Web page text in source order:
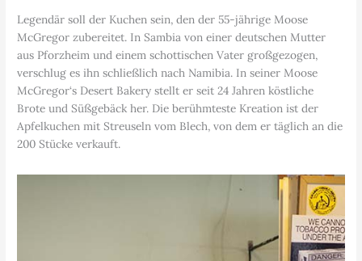
Legendär soll der Kuchen sein, den der 55-jährige Moose
McGregor zubereitet. In Sambia von einer deutschen Mutter
aus Pforzheim und einem schottischen Vater großgezogen,
verschlug es ihn schließlich nach Namibia. In seiner Moose
McGregor‘s Desert Bakery stellt er seit 24 Jahren köstliche
Brote und Süßgebäck her. Die berühmteste Kreation ist der
Apfelkuchen mit Streuseln vom Blech, von dem er täglich an die
200 Stücke verkauft.